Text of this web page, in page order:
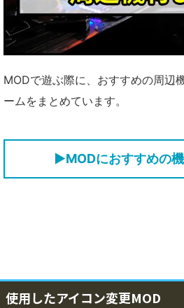
MODで遊ぶ際に、おすすめの周辺
ームをまとめています。
▶MODにおすすめの
使用したアイコン変更MOD